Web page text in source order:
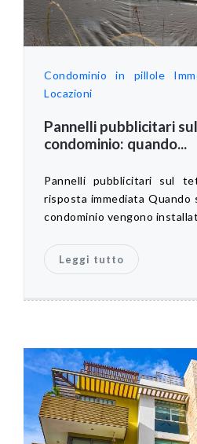
Condominio in pillole
Locazioni
Pannelli pubblicitari
condominio: quando...
Pannelli pubblicitari sul
risposta immediata
condominio vengono
Leggi tutto